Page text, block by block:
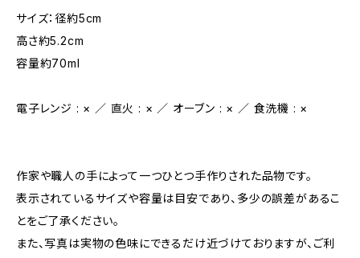
サイズ：径約5cm
高さ約5.2cm
容量約70ml
電子レンジ : × ／ 直火 : × ／ オーブン : × ／ 食洗機 : ×
作家や職人の手によって一つひとつ手作りされた品物です。
表示されているサイズや容量は目安であり、多少の誤差があるこ
とをご了承ください。
また、写真は実物の色味にできるだけ近づけておりますが、ご利